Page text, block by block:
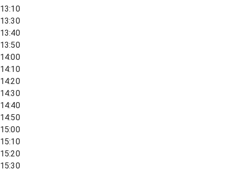
13:10
13:30
13:40
13:50
14:00
14:10
14:20
14:30
14:40
14:50
15:00
15:10
15:20
15:30